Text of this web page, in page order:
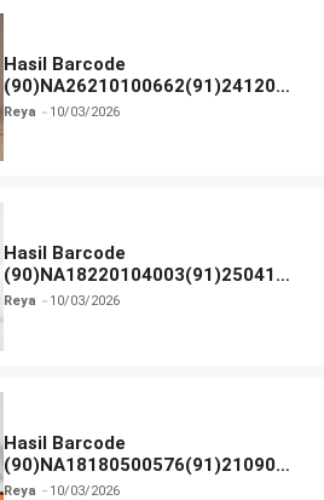
Hasil Barcode
(90)NA26210100662(91)241203
dan Izin BPOM
Reya 10/03/2026
Hasil Barcode
(90)NA18220104003(91)250418
dan Izin BPOM
Reya 10/03/2026
Hasil Barcode
(90)NA18180500576(91)210906
dan Izin BPOM
Reya 10/03/2026